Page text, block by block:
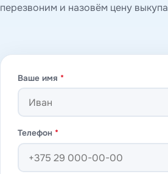
перезвоним и назовём цену выкупа
Ваше имя *
Телефон *